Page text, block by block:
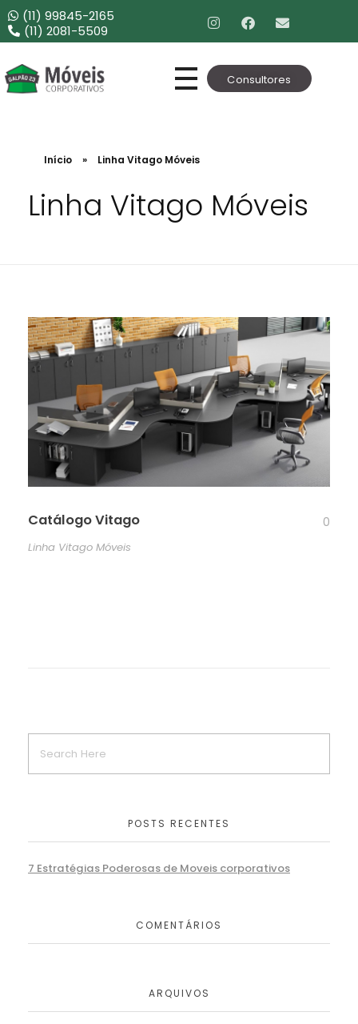
(11) 99845-2165
(11) 2081-5509
Consultores
Início » Linha Vitago Móveis
Linha Vitago Móveis
Catálogo Vitago 0
Linha Vitago Móveis
POSTS RECENTES
7 Estratégias Poderosas de Moveis corporativos
COMENTÁRIOS
ARQUIVOS